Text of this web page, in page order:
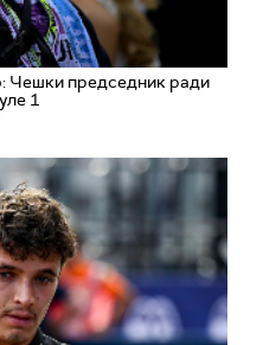
Чешки председник ради
1